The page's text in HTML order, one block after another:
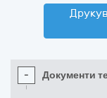
- Документи